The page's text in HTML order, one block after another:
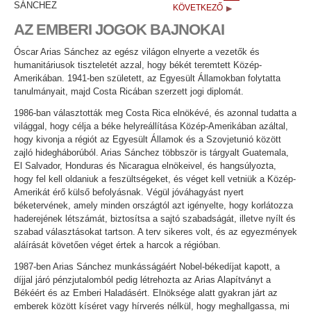
SÁNCHEZ
KÖVETKEZŐ
AZ EMBERI JOGOK BAJNOKAI
Óscar Arias Sánchez az egész világon elnyerte a vezetők és
humanitáriusok tiszteletét azzal, hogy békét teremtett Közép-
Amerikában. 1941-ben született, az Egyesült Államokban folytatta
tanulmányait, majd Costa Ricában szerzett jogi diplomát.
1986-ban választották meg Costa Rica elnökévé, és azonnal tudatta a
világgal, hogy célja a béke helyreállítása Közép-Amerikában azáltal,
hogy kivonja a régiót az Egyesült Államok és a Szovjetunió között
zajló hidegháborúból. Arias Sánchez többször is tárgyalt Guatemala,
El Salvador, Honduras és Nicaragua elnökeivel, és hangsúlyozta,
hogy fel kell oldaniuk a feszültségeket, és véget kell vetniük a Közép-
Amerikát érő külső befolyásnak. Végül jóváhagyást nyert
béketervének, amely minden országtól azt igényelte, hogy korlátozza
haderejének létszámát, biztosítsa a sajtó szabadságát, illetve nyílt és
szabad választásokat tartson. A terv sikeres volt, és az egyezmények
aláírását követően véget értek a harcok a régióban.
1987-ben Arias Sánchez munkásságáért Nobel-békedíjat kapott, a
díjjal járó pénzjutalomból pedig létrehozta az Arias Alapítványt a
Békéért és az Emberi Haladásért. Elnöksége alatt gyakran járt az
emberek között kíséret vagy hírverés nélkül, hogy meghallgassa, mi